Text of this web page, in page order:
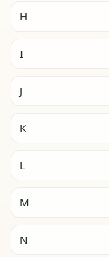
H
I
J
K
L
M
N